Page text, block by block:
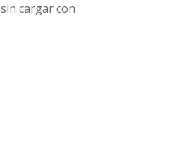
cargar con